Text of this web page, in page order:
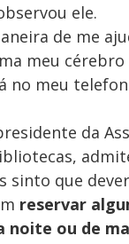
ele.
de me
meu
no meu
da
sinto que
reservar
ou de